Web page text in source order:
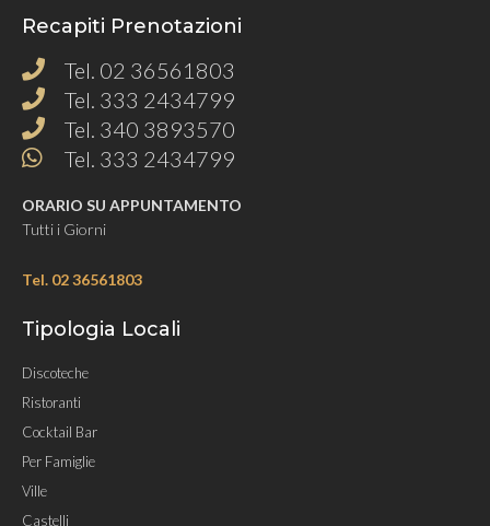
Recapiti Prenotazioni
Tel. 02 36561803
Tel. 333 2434799
Tel. 340 3893570
Tel. 333 2434799
ORARIO SU APPUNTAMENTO
Tutti i Giorni
Tel. 02 36561803
Tipologia Locali
Discoteche
Ristoranti
Cocktail Bar
Per Famiglie
Ville
Castelli